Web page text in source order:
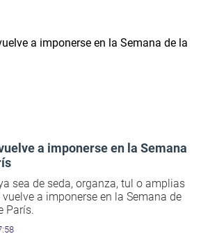
a imponerse en la Semana
sea de seda, organza, tul o amplias
a imponerse en la Semana de
París.